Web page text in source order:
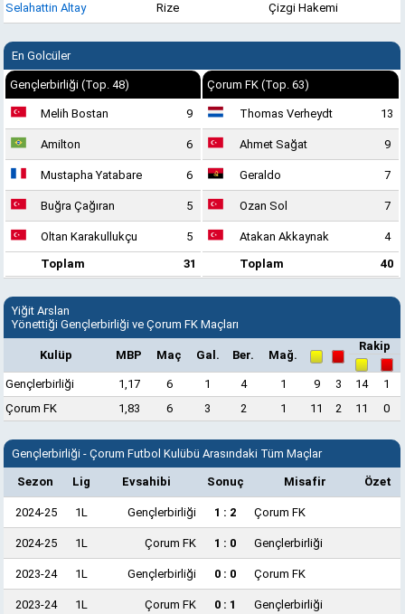
Selahattin Altay Rize Çizgi Hakemi
En Golcüler
Gençlerbirliği (Top. 48)
Melih Bostan 9
Amilton 6
Mustapha Yatabare 6
Buğra Çağıran 5
Oltan Karakullukçu
5
Toplam
31
Çorum FK (Top. 63)
Thomas Verheydt 13
Ahmet Sağat 9
Geraldo 7
Ozan Sol 7
Atakan Akkaynak
4
Toplam
40
Yiğit Arslan
Yönettiği Gençlerbirliği ve Çorum FK Maçları
Kulüp MBP Maç Gal. Ber. Mağ.
Rakip
Gençlerbirliği 1,17 6 1 4 1 9 3 14
1
Çorum FK
1,83 6 3 2 1 11 2 11 0
Gençlerbirliği - Çorum Futbol Kulübü Arasındaki Tüm Maçlar
Sezon Lig Evsahibi Sonuç Misafir Özet
2024-25 1L Gençlerbirliği 1 : 2 Çorum FK
2024-25 1L Çorum FK 1 : 0 Gençlerbirliği
2023-24 1L Gençlerbirliği 0 : 0 Çorum FK
2023-24 1L Çorum FK 0 : 1 Gençlerbirliği